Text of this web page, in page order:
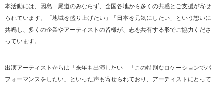
本活動には、因島・尾道のみならず、全国各地から多くの共感とご支援が寄せ
られています。「地域を盛り上げたい」「日本を元気にしたい」という想いに
共鳴し、多くの企業やアーティストの皆様が、志を共有する形でご協力くださ
っています。
出演アーティストからは「来年も出演したい」「この特別なロケーションでパ
フォーマンスをしたい」といった声も寄せられており、アーティストにとって